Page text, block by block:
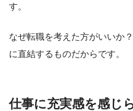
す。
なぜ転職を考えた方がいいか
に直結するものだからです。
仕事に充実感を感じ